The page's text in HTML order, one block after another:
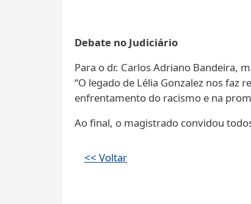
Debate no Judiciário
Para o dr. Carlos Adriano Bandeira,
“O legado de Lélia Gonzalez nos faz
enfrentamento do racismo e na
Ao final, o magistrado convidou
<< Voltar